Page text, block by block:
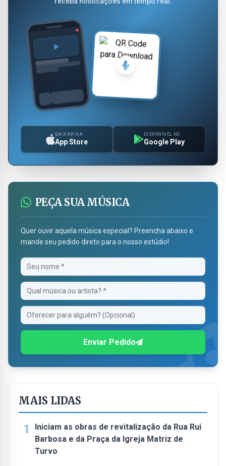
BAIXAR NA
App Store
DISPONÍVEL NO
Google Play
PEÇA SUA MÚSICA
Quer ouvir aquela música especial? Preencha abaixo e
mande seu pedido direto para o nosso estúdio!
Enviar Pedido
MAIS LIDAS
1
Iniciam as obras de revitalização da Rua Rui
Barbosa e da Praça da Igreja Matriz de
Turvo